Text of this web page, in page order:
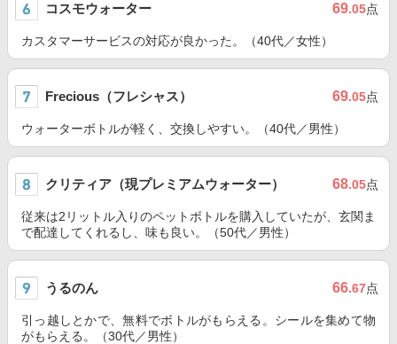
コスモウォーター 69.05点
カスタマーサービスの対応が良かった。（40代／女性）
Frecious（フレシャス） 69.05点
ウォーターボトルが軽く、交換しやすい。（40代／男性）
クリティア（現プレミアムウォーター） 68.05点
従来は2リットル入りのペットボトルを購入していたが、玄関ま
で配達してくれるし、味も良い。（50代／男性）
うるのん 66.67点
引っ越しとかで、無料でボトルがもらえる。シールを集めて物
がもらえる。（30代／男性）